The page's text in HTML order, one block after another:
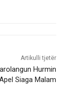
Artikulli tjetër
Hurmin
Siaga Malam